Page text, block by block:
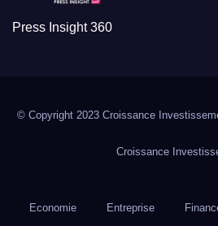
Press Insight 360
© Copyright 2023 Croissance
Croissance
Economie Entreprise